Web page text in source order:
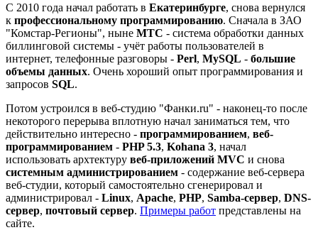
С 2010 года начал работать в Екатеринбурге, снова вернулся
к профессиональному программированию. Сначала в ЗАО
"Комстар-Регионы", ныне МТС - система обработки данных
биллинговой системы - учёт работы пользователей в
интернет, телефонные разговоры - Perl, MySQL - большие
объемы данных. Очень хороший опыт программирования и
запросов SQL.
Потом устроился в веб-студию "Фанки.ru" - наконец-то после
некоторого перерыва вплотную начал заниматься тем, что
действительно интересно - программированием, веб-
программированием - PHP 5.3, Kohana 3, начал
использовать архтектуру веб-приложений MVC и снова
системным администрированием - содержание веб-сервера
веб-студии, который самостоятельно сгенерировал и
администрировал - Linux, Apache, PHP, Samba-сервер, DNS-
сервер, почтовый сервер. Примеры работ представлены на
сайте.